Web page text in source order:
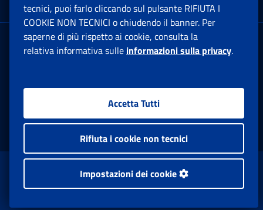
Sede Legale : Via Ciro il Grande, 21
00144 Roma
Facebook: Apre una nuova finestra
Twitter: Apre una nuova finestra
Whatsapp: Apre una nuova
Youtube: Apre una
Instagram:
www.inps.gov.it © 1997-2026
Istituto Nazionale Previdenza Sociale.
tecnici, puoi farlo cliccando sul pulsante RIFIUTA I
COOKIE NON TECNICI o chiudendo il banner. Per
saperne di più rispetto ai cookie, consulta la
relativa informativa sulle informazioni sulla privacy.
Accetta Tutti
Rifiuta i cookie non tecnici
Impostazioni dei cookie